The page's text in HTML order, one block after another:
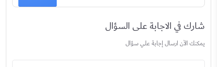
شارك في الاجابة على السؤال
يمكنك الآن ارسال إجابة علي سؤال